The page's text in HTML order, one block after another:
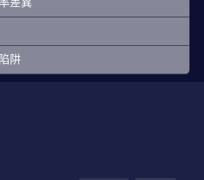
差異
阱